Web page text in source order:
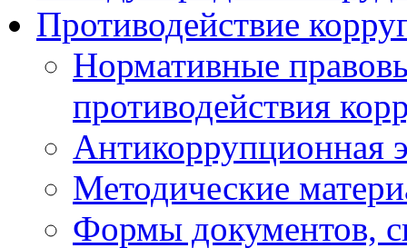
Противодействие
Нормативные
противодействия
Антикоррупционная
Методические
Формы документов,